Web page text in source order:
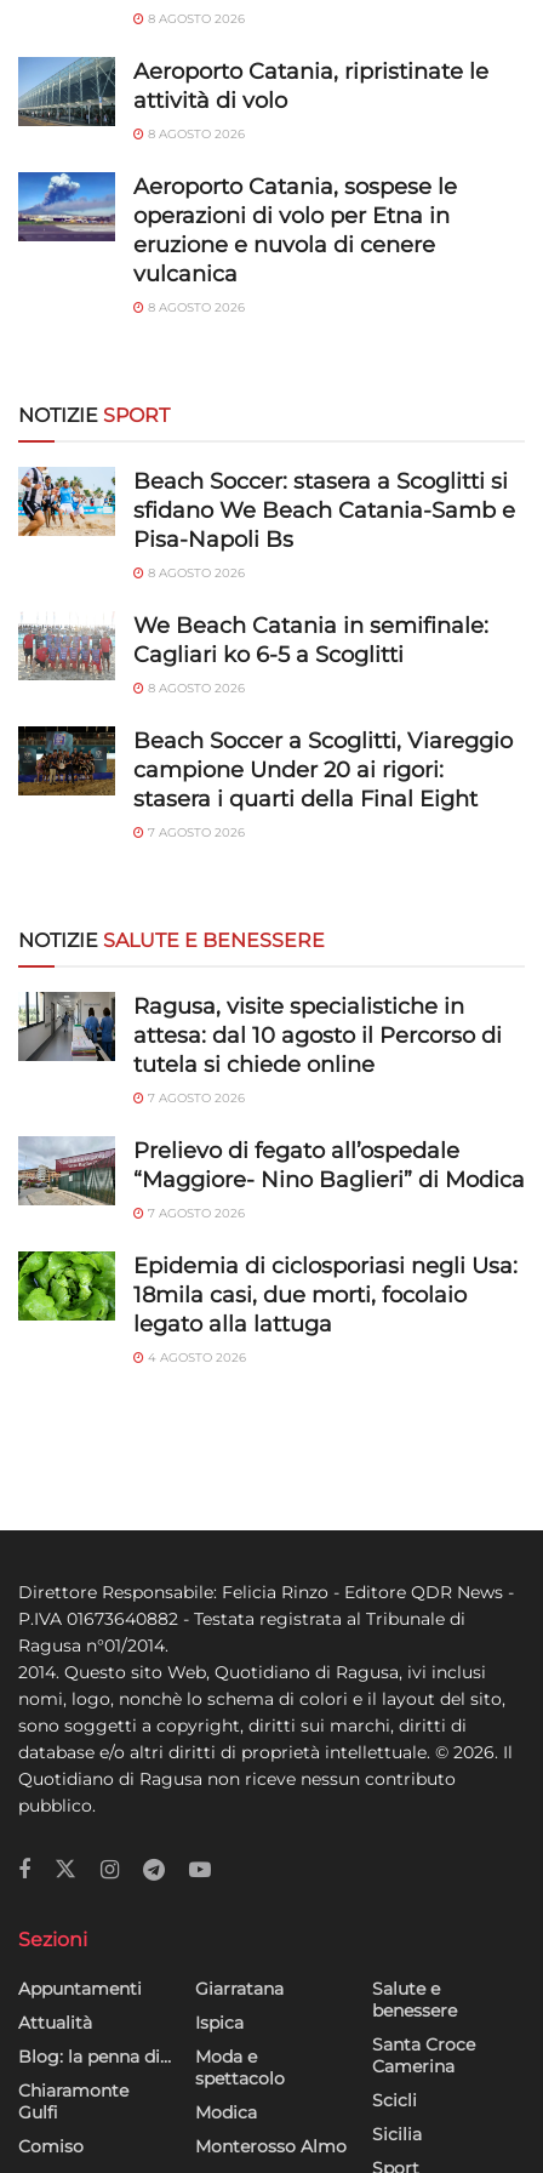
8 AGOSTO 2026
Aeroporto Catania, ripristinate le
attività di volo
8 AGOSTO 2026
Aeroporto Catania, sospese le
operazioni di volo per Etna in
eruzione e nuvola di cenere
vulcanica
8 AGOSTO 2026
NOTIZIE SPORT
Beach Soccer: stasera a Scoglitti si
sfidano We Beach Catania-Samb e
Pisa-Napoli Bs
8 AGOSTO 2026
We Beach Catania in semifinale:
Cagliari ko 6-5 a Scoglitti
8 AGOSTO 2026
Beach Soccer a Scoglitti, Viareggio
campione Under 20 ai rigori:
stasera i quarti della Final Eight
7 AGOSTO 2026
NOTIZIE SALUTE E BENESSERE
Ragusa, visite specialistiche in
attesa: dal 10 agosto il Percorso di
tutela si chiede online
7 AGOSTO 2026
Prelievo di fegato all’ospedale
“Maggiore- Nino Baglieri” di Modica
7 AGOSTO 2026
Epidemia di ciclosporiasi negli Usa:
18mila casi, due morti, focolaio
legato alla lattuga
4 AGOSTO 2026
Direttore Responsabile: Felicia Rinzo - Editore QDR News -
P.IVA 01673640882 - Testata registrata al Tribunale di
Ragusa n°01/2014.
2014. Questo sito Web, Quotidiano di Ragusa, ivi inclusi
nomi, logo, nonchè lo schema di colori e il layout del sito,
sono soggetti a copyright, diritti sui marchi, diritti di
database e/o altri diritti di proprietà intellettuale. © 2026. Il
Quotidiano di Ragusa non riceve nessun contributo
pubblico.
Sezioni
Appuntamenti
Attualità
Blog: la penna di…
Chiaramonte
Gulfi
Comiso
Giarratana
Ispica
Moda e
spettacolo
Modica
Monterosso Almo
Salute e
benessere
Santa Croce
Camerina
Scicli
Sicilia
Sport